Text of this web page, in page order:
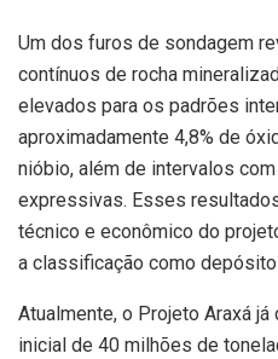
Um dos furos de sondagem
contínuos de rocha
elevados para os padrões
aproximadamente 4,8% de
nióbio, além de intervalos
expressivas. Esses
técnico e econômico do
a classificação como
Atualmente, o Projeto Araxá
inicial de 40 milhões de